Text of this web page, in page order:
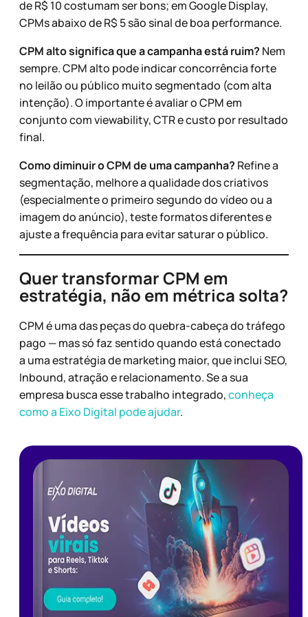
de R$ 10 costumam ser bons; em Google Display,
CPMs abaixo de R$ 5 são sinal de boa performance.
CPM alto significa que a campanha está ruim? Nem
sempre. CPM alto pode indicar concorrência forte
no leilão ou público muito segmentado (com alta
intenção). O importante é avaliar o CPM em
conjunto com viewability, CTR e custo por resultado
final.
Como diminuir o CPM de uma campanha? Refine a
segmentação, melhore a qualidade dos criativos
(especialmente o primeiro segundo do vídeo ou a
imagem do anúncio), teste formatos diferentes e
ajuste a frequência para evitar saturar o público.
Quer transformar CPM em
estratégia, não em métrica solta?
CPM é uma das peças do quebra-cabeça do tráfego
pago — mas só faz sentido quando está conectado
a uma estratégia de marketing maior, que inclui SEO,
Inbound, atração e relacionamento. Se a sua
empresa busca esse trabalho integrado,conheça
como a Eixo Digital pode ajudar.